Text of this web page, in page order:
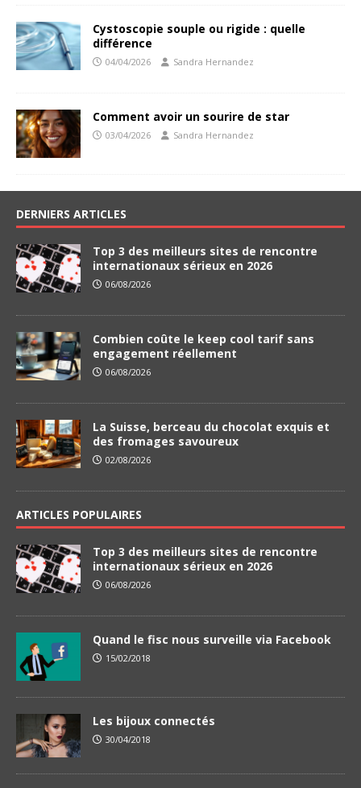
Cystoscopie souple ou rigide : quelle
différence
04/04/2026 Sandra Hernandez
Comment avoir un sourire de star
03/04/2026 Sandra Hernandez
DERNIERS ARTICLES
Top 3 des meilleurs sites de rencontre
internationaux sérieux en 2026
06/08/2026
Combien coûte le keep cool tarif sans
engagement réellement
06/08/2026
La Suisse, berceau du chocolat exquis et
des fromages savoureux
02/08/2026
ARTICLES POPULAIRES
Top 3 des meilleurs sites de rencontre
internationaux sérieux en 2026
06/08/2026
Quand le fisc nous surveille via Facebook
15/02/2018
Les bijoux connectés
30/04/2018